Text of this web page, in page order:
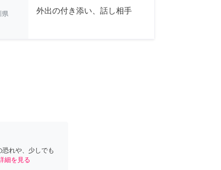
県 外出の付き添い、話し相手
れや、少しでも
細を見る